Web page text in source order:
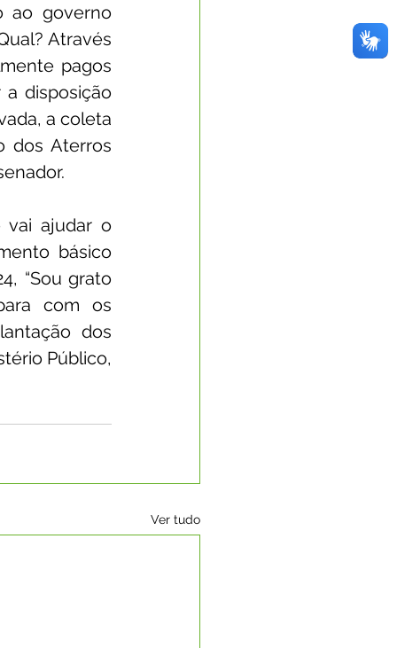
ao governo
Através
pagos
disposição
a coleta
dos Aterros
vai ajudar o
básico
“Sou grato
com os
dos
Público,
Ver tudo